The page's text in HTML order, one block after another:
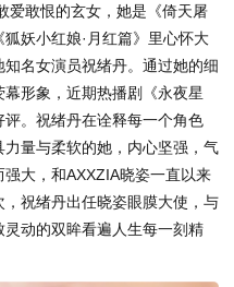
爱敢恨的玄女，她是《倚天屠
妖小红娘·月红篇》里心怀大
名女演员祝绪丹。通过她的细
形象，近期热播剧《永夜星
。祝绪丹在诠释每一个角色
量与柔软的她，内心坚强，气
大，和AXXZIA晓姿一直以来
祝绪丹出任晓姿眼膜大使，与
动的双眸看遍人生每一刻精